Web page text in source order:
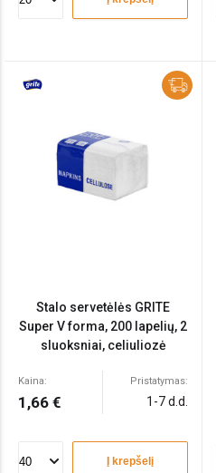
Stalo servetėlės GRITE
Super V forma, 200 lapelių, 2
sluoksniai, celiuliozė
Kaina:
1,66 €
Pristatymas:
1-7 d.d.
Į krepšelį